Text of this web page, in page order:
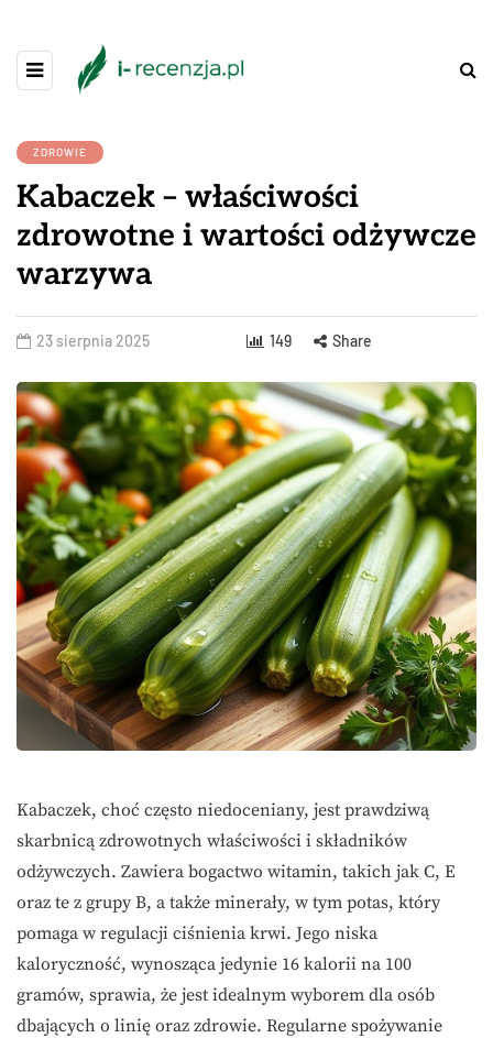
ZDROWIE
Kabaczek – właściwości
zdrowotne i wartości odżywcze
warzywa
23 sierpnia 2025 149 Share
Kabaczek, choć często niedoceniany, jest prawdziwą
skarbnicą zdrowotnych właściwości i składników
odżywczych. Zawiera bogactwo witamin, takich jak C, E
oraz te z grupy B, a także minerały, w tym potas, który
pomaga w regulacji ciśnienia krwi. Jego niska
kaloryczność, wynosząca jedynie 16 kalorii na 100
gramów, sprawia, że jest idealnym wyborem dla osób
dbających o linię oraz zdrowie. Regularne spożywanie